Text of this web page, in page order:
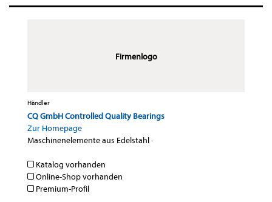
Firmenlogo
Händler
CQ GmbH Controlled Quality Bearings
Zur Homepage
Maschinenelemente aus Edelstahl·
Katalog vorhanden
Online-Shop vorhanden
Premium-Profil